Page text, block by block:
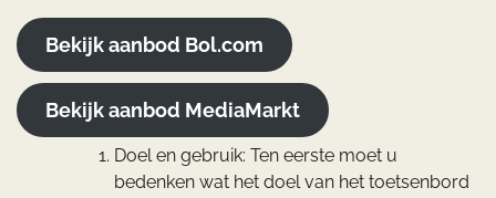
Bekijk aanbod Bol.com
Bekijk aanbod MediaMarkt
Doel en gebruik: Ten eerste moet u
bedenken wat het doel van het toetsenbord